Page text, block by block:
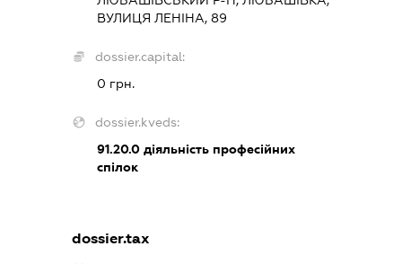
ВУЛИЦЯ ЛЕНІНА, 89
dossier.capital:
0 грн.
dossier.kveds:
91.20.0 діяльність професійних
спілок
dossier.tax